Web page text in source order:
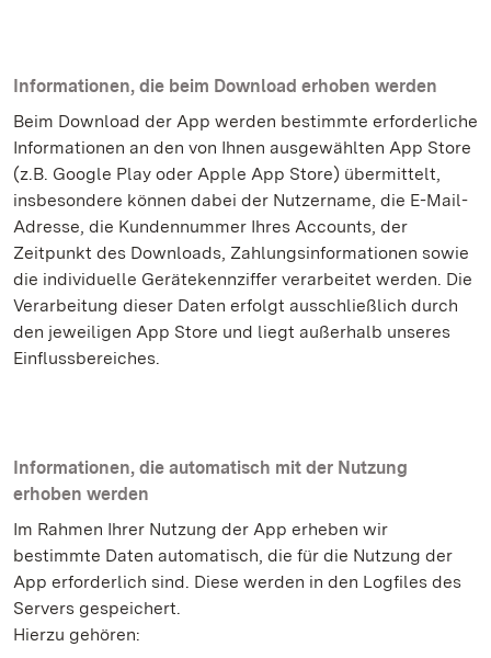
Informationen, die beim Download erhoben werden
Beim Download der App werden bestimmte erforderliche
Informationen an den von Ihnen ausgewählten App Store
(z.B. Google Play oder Apple App Store) übermittelt,
insbesondere können dabei der Nutzername, die E-Mail-
Adresse, die Kundennummer Ihres Accounts, der
Zeitpunkt des Downloads, Zahlungsinformationen sowie
die individuelle Gerätekennziffer verarbeitet werden. Die
Verarbeitung dieser Daten erfolgt ausschließlich durch
den jeweiligen App Store und liegt außerhalb unseres
Einflussbereiches.
Informationen, die automatisch mit der Nutzung
erhoben werden
Im Rahmen Ihrer Nutzung der App erheben wir
bestimmte Daten automatisch, die für die Nutzung der
App erforderlich sind. Diese werden in den Logfiles des
Servers gespeichert.
Hierzu gehören: